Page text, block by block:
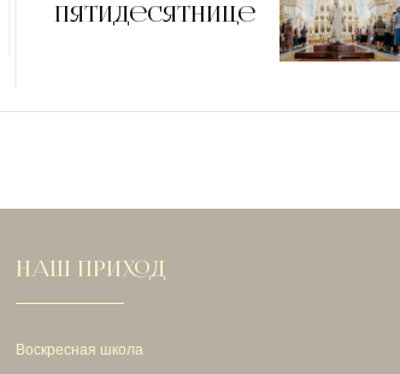
Пятидесятнице
НАШ ПРИХОД
Воскресная школа